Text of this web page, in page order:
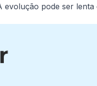
evolução pode ser